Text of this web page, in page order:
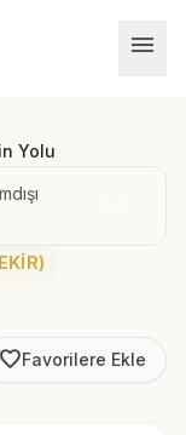
menu
Yolu
favorite_borderFavorilere Ekle